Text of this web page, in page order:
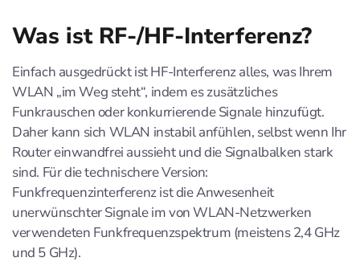
Was ist RF-/HF-Interferenz?
Einfach ausgedrückt ist HF-Interferenz alles, was Ihrem
WLAN „im Weg steht“, indem es zusätzliches
Funkrauschen oder konkurrierende Signale hinzufügt.
Daher kann sich WLAN instabil anfühlen, selbst wenn Ihr
Router einwandfrei aussieht und die Signalbalken stark
sind. Für die technischere Version:
Funkfrequenzinterferenz ist die Anwesenheit
unerwünschter Signale im von WLAN-Netzwerken
verwendeten Funkfrequenzspektrum (meistens 2,4 GHz
und 5 GHz).